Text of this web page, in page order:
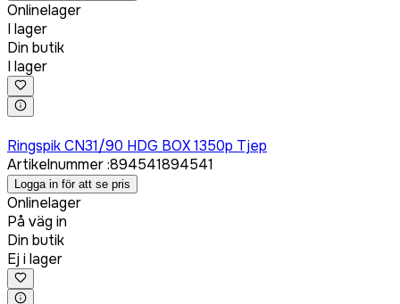
Onlinelager
I lager
Din butik
I lager
Ringspik CN31/90 HDG BOX 1350p Tjep
Artikelnummer:894541894541
Logga in för att se pris
Onlinelager
På väg in
Din butik
Ej i lager